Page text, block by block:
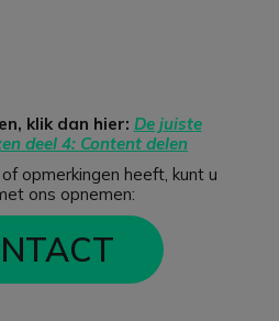
klik dan hier: De juiste
deel 4: Content delen
opmerkingen heeft, kunt u
ons opnemen: